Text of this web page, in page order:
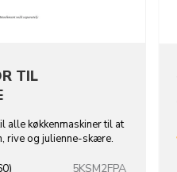
TIL
køkkenmaskiner til at
rive og julienne-skære.
5KSM2FPA